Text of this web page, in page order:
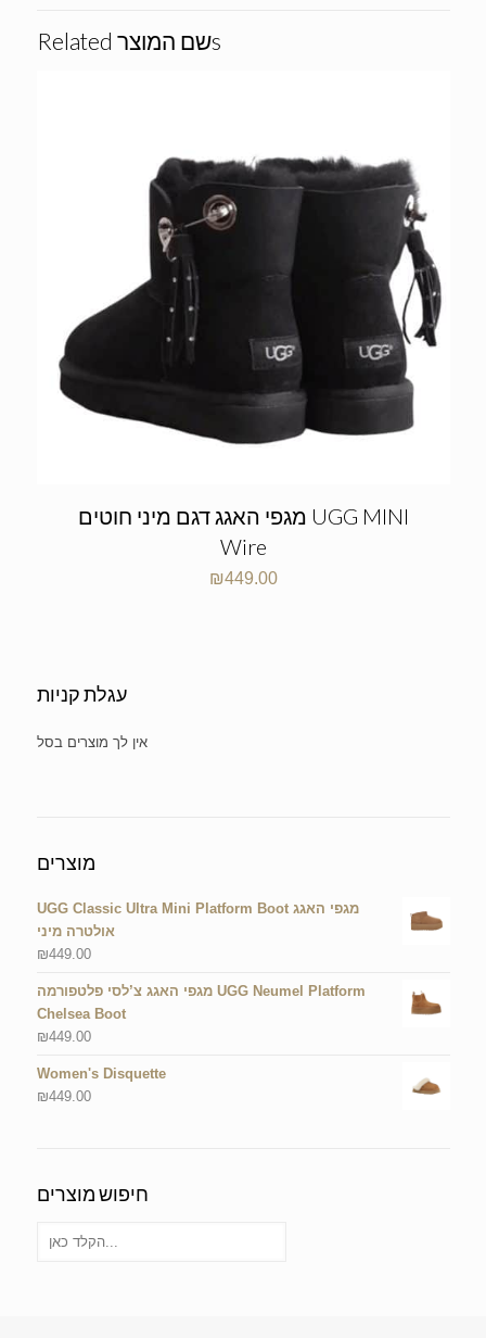
Related שם המוצרs
מגפי האגג דגם מיני חוטים UGG MINI
Wire
₪449.00
עגלת קניות
מוצרים
UGG Classic Ultra Mini Platform Boot מגפי האגג
אולטרה מיני
₪449.00
מגפי האגג צ’לסי פלטפורמה UGG Neumel Platform
Chelsea Boot
₪449.00
Women's Disquette
₪449.00
חיפוש מוצרים